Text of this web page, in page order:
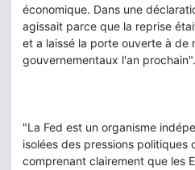
économique. Dans une
agissait parce que la reprise
et a laissé la porte ouverte à de
gouvernementaux l'an prochain".
"La Fed est un organisme
isolées des pressions politiques
comprenant clairement que les